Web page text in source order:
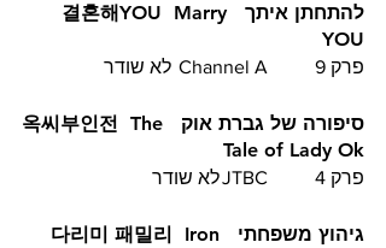
להתחתן איתך  결혼해YOU  Marry
YOU
פרק 9	Channel A 	לא שודר
סיפורה של גברת אוק  옥씨부인전  The
Tale of Lady Ok
פרק 4	JTBC לא שודר
גיהוץ משפחתי  다리미 패밀리  Iron